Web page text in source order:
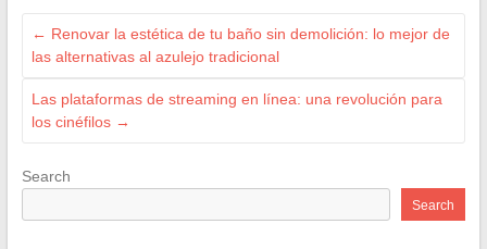
← Renovar la estética de tu baño sin demolición: lo mejor de
las alternativas al azulejo tradicional
Las plataformas de streaming en línea: una revolución para
los cinéfilos →
Search
Search